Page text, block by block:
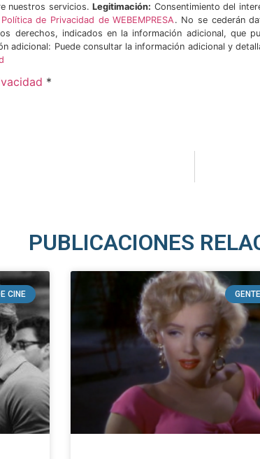
nuestros servicios.Legitimación: Consentimiento del
de Privacidad de WEBEMPRESA . No se cederán
derechos, indicados en la información adicional, que
adicional: Puede consultar la información adicional y
*
PUBLICACIONES
CINE